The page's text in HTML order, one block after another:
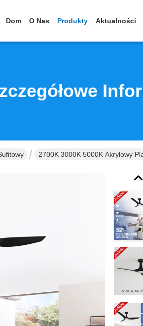
Dom O Nas Produkty Aktualności
2700K 3000K 5000K Akrylowy